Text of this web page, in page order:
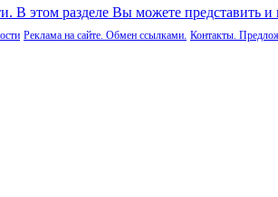
В этом разделе Вы можете представить
Реклама на сайте. Обмен ссылками. Контакты.